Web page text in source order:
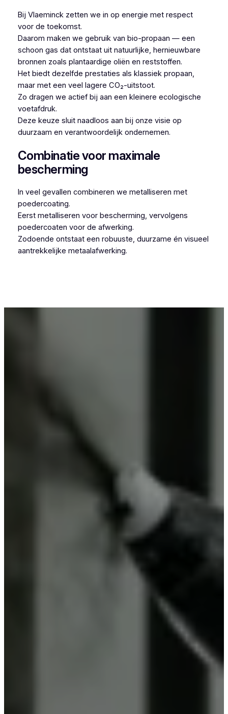
Bij Vlaeminck zetten we in op energie met respect
voor de toekomst.
Daarom maken we gebruik van bio-propaan — een
schoon gas dat ontstaat uit natuurlijke, hernieuwbare
bronnen zoals plantaardige oliën en reststoffen.
Het biedt dezelfde prestaties als klassiek propaan,
maar met een veel lagere CO₂-uitstoot.
Zo dragen we actief bij aan een kleinere ecologische
voetafdruk.
Deze keuze sluit naadloos aan bij onze visie op
duurzaam en verantwoordelijk ondernemen.
Combinatie voor maximale
bescherming
In veel gevallen combineren we metalliseren met
poedercoating.
Eerst metalliseren voor bescherming, vervolgens
poedercoaten voor de afwerking.
Zodoende ontstaat een robuuste, duurzame én visueel
aantrekkelijke metaalafwerking.